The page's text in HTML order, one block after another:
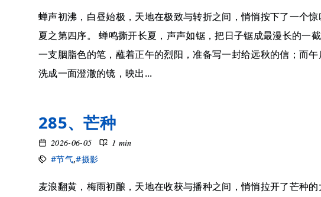
蝉声初沸，白昼始极，天地在极致与转折之间，悄悄按下了一个
夏之第四序。 蝉鸣撕开长夏，声声如锯，把日子锯成最漫长的一
一支胭脂色的笔，蘸着正午的烈阳，准备写一封给远秋的信；而
洗成一面澄澈的镜，映出...
285、芒种
2026-06-05
1 min
#节气,#摄影
麦浪翻黄，梅雨初酿，天地在收获与播种之间，悄悄拉开了芒种